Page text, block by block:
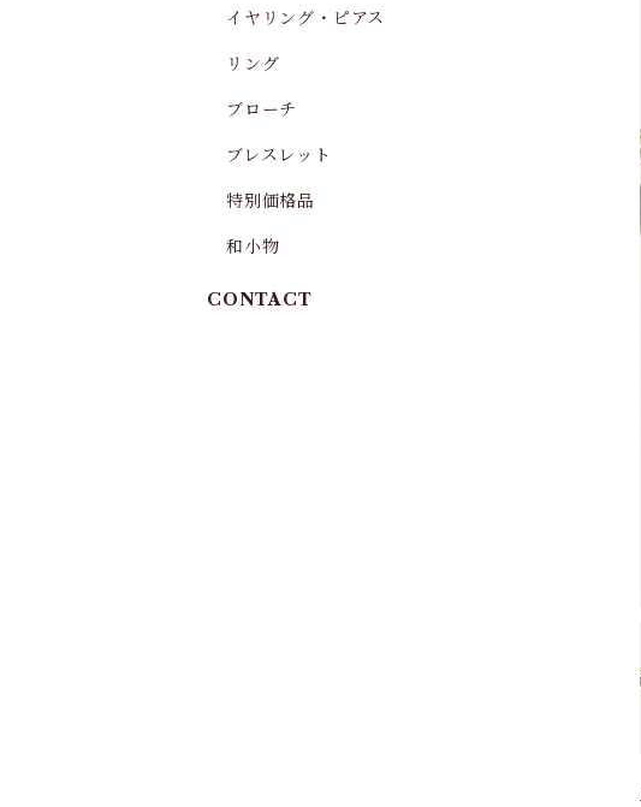
イヤリング・ピアス
リング
ブローチ
ブレスレット
特別価格品
和小物
CONTACT